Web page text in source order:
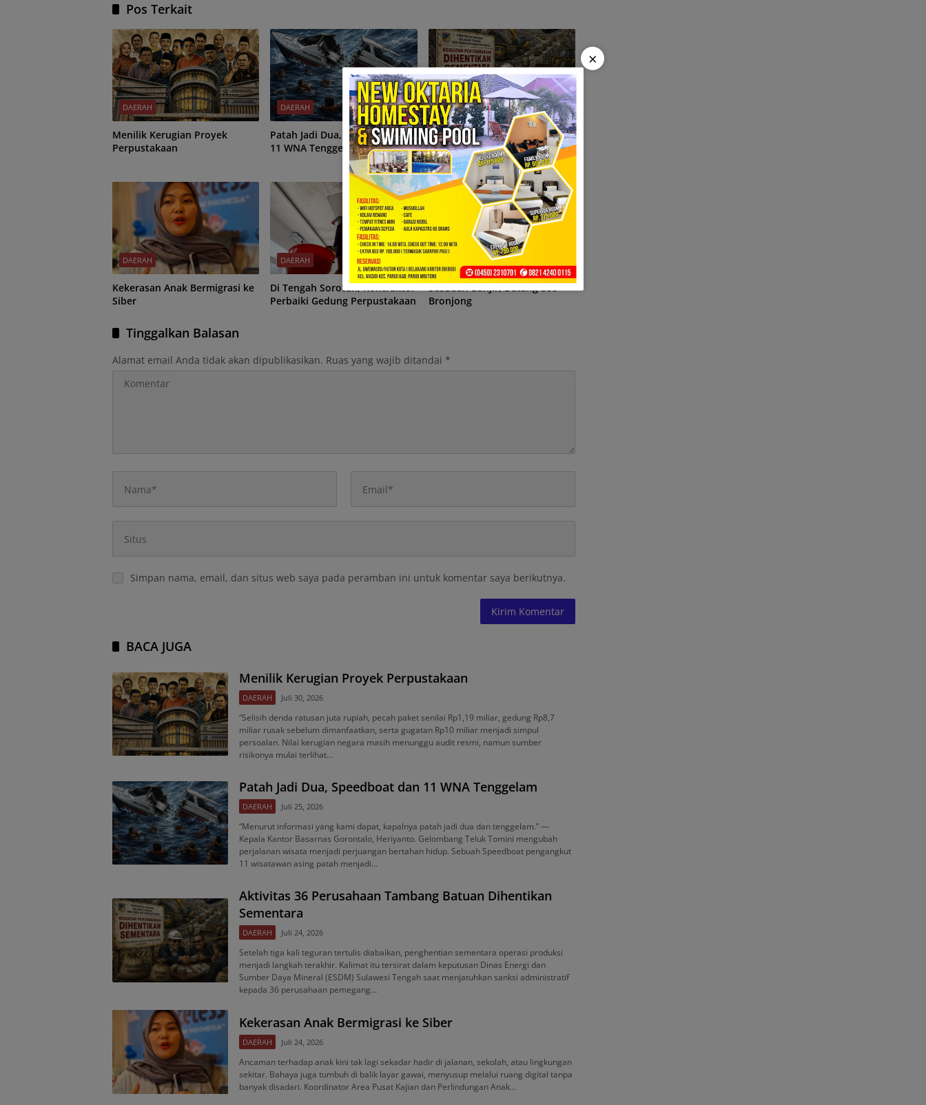
Pos Terkait
DAERAH
Menilik Kerugian Proyek
Perpustakaan
DAERAH
Patah Jadi Dua, Speedboat dan
11 WNA Tenggelam
DAERAH
Aktivitas 36 Perusahaan
Tambang Batuan Dihentikan
Sementara
DAERAH
Kekerasan Anak Bermigrasi ke
Siber
DAERAH
Di Tengah Sorotan, Kontraktor
Perbaiki Gedung Perpustakaan
Sesudah Banjir, Datang 500
Bronjong
Tinggalkan Balasan
Alamat email Anda tidak akan dipublikasikan. Ruas yang wajib ditandai *
Simpan nama, email, dan situs web saya pada peramban ini untuk komentar saya berikutnya.
BACA JUGA
Menilik Kerugian Proyek Perpustakaan
DAERAH Juli 30, 2026
“Selisih denda ratusan juta rupiah, pecah paket senilai Rp1,19 miliar, gedung Rp8,7
miliar rusak sebelum dimanfaatkan, serta gugatan Rp10 miliar menjadi simpul
persoalan. Nilai kerugian negara masih menunggu audit resmi, namun sumber
risikonya mulai terlihat…
Patah Jadi Dua, Speedboat dan 11 WNA Tenggelam
DAERAH Juli 25, 2026
“Menurut informasi yang kami dapat, kapalnya patah jadi dua dan tenggelam.” —
Kepala Kantor Basarnas Gorontalo, Heriyanto. Gelombang Teluk Tomini mengubah
perjalanan wisata menjadi perjuangan bertahan hidup. Sebuah Speedboat pengangkut
11 wisatawan asing patah menjadi…
Aktivitas 36 Perusahaan Tambang Batuan Dihentikan
Sementara
DAERAH Juli 24, 2026
Setelah tiga kali teguran tertulis diabaikan, penghentian sementara operasi produksi
menjadi langkah terakhir. Kalimat itu tersirat dalam keputusan Dinas Energi dan
Sumber Daya Mineral (ESDM) Sulawesi Tengah saat menjatuhkan sanksi administratif
kepada 36 perusahaan pemegang…
Kekerasan Anak Bermigrasi ke Siber
DAERAH Juli 24, 2026
Ancaman terhadap anak kini tak lagi sekadar hadir di jalanan, sekolah, atau lingkungan
sekitar. Bahaya juga tumbuh di balik layar gawai, menyusup melalui ruang digital tanpa
banyak disadari. Koordinator Area Pusat Kajian dan Perlindungan Anak…
×